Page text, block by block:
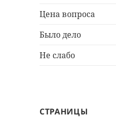
Цена вопроса
Было дело
Не слабо
СТРАНИЦЫ